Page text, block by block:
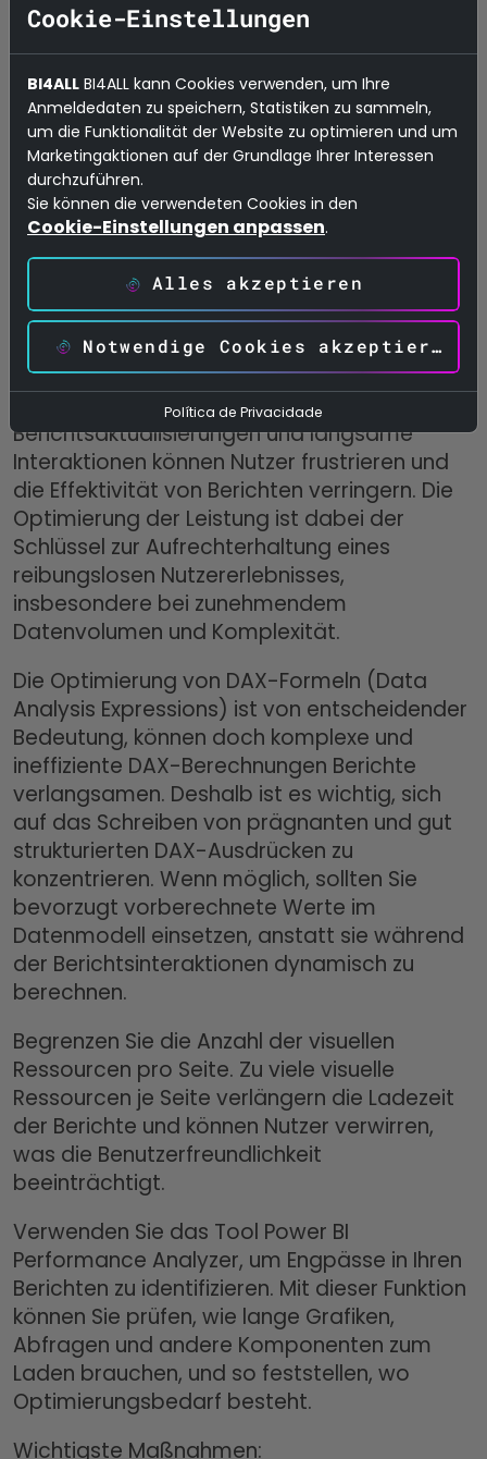
Bereinigen und transformieren Sie Daten,
bevor Sie sie in Power BI importieren.
Verwenden Sie aggregierte Tabellen und
Filter, um die Datenmenge zu verringern.
Verbessern Sie die Leistung Ihres
Berichts
Je mehr Ihr Unternehmen Power BI einsetzt,
desto wichtiger wird es, dass Ihre Berichte
und Dashboards effizient funktionieren.
Langsame Ladezeiten, Verzögerungen bei
Berichtsaktualisierungen und langsame
Interaktionen können Nutzer frustrieren und
die Effektivität von Berichten verringern. Die
Optimierung der Leistung ist dabei der
Schlüssel zur Aufrechterhaltung eines
reibungslosen Nutzererlebnisses,
insbesondere bei zunehmendem
Datenvolumen und Komplexität.
Die Optimierung von DAX-Formeln (Data
Analysis Expressions) ist von entscheidender
Bedeutung, können doch komplexe und
ineffiziente DAX-Berechnungen Berichte
verlangsamen. Deshalb ist es wichtig, sich
auf das Schreiben von prägnanten und gut
strukturierten DAX-Ausdrücken zu
konzentrieren. Wenn möglich, sollten Sie
bevorzugt vorberechnete Werte im
Datenmodell einsetzen, anstatt sie während
der Berichtsinteraktionen dynamisch zu
berechnen.
Begrenzen Sie die Anzahl der visuellen
Ressourcen pro Seite. Zu viele visuelle
Ressourcen je Seite verlängern die Ladezeit
der Berichte und können Nutzer verwirren,
was die Benutzerfreundlichkeit
beeinträchtigt.
Verwenden Sie das Tool Power BI
Performance Analyzer, um Engpässe in Ihren
Berichten zu identifizieren. Mit dieser Funktion
können Sie prüfen, wie lange Grafiken,
Abfragen und andere Komponenten zum
Laden brauchen, und so feststellen, wo
Optimierungsbedarf besteht.
Wichtigste Maßnahmen:
Cookie-Einstellungen
BI4ALL BI4ALL kann Cookies verwenden, um Ihre
Anmeldedaten zu speichern, Statistiken zu sammeln,
um die Funktionalität der Website zu optimieren und um
Marketingaktionen auf der Grundlage Ihrer Interessen
durchzuführen.
Sie können die verwendeten Cookies in den
Cookie-Einstellungen anpassen.
Alles akzeptieren
Notwendige Cookies akzeptieren
Política de Privacidade